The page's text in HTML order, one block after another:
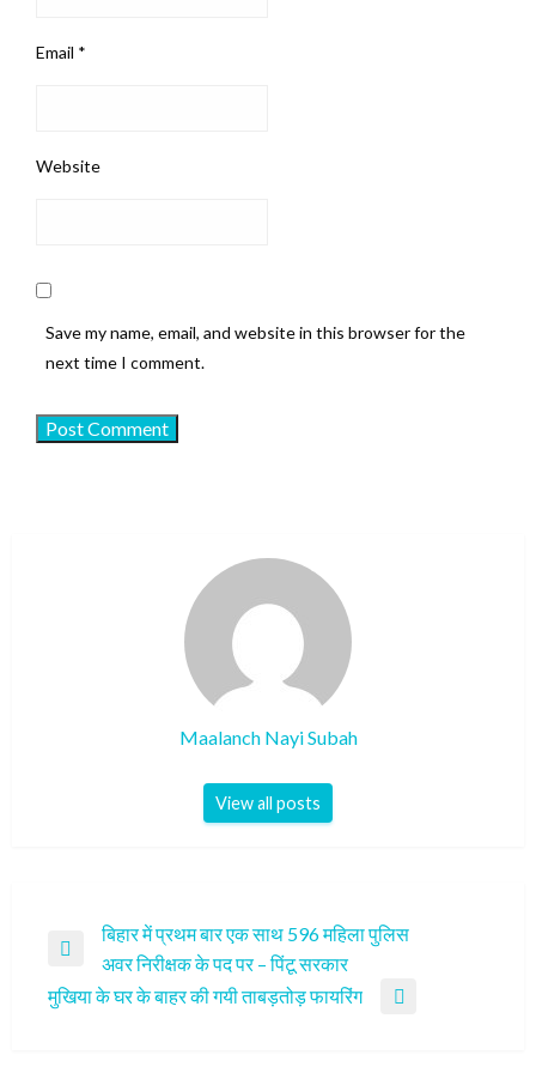
Email *
Website
Save my name, email, and website in this browser for the
next time I comment.
Maalanch Nayi Subah
View all posts
Post
navigation
Previous
Post
बिहार में प्रथम बार एक साथ 596 महिला पुलिस
अवर निरीक्षक के पद पर – पिंटू सरकार
Next
मुखिया के घर के बाहर की गयी ताबड़तोड़ फायरिंग